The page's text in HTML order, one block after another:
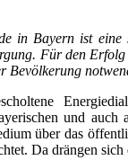
in Bay­ern ist eine
Für den Erfolg
Bevöl­ke­rung
und auch
über das
Da drän­gen sich